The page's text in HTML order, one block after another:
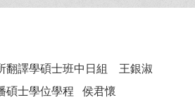
You are here:
翻譯學碩士班中日組 王銀淑
碩士學位學程 侯君懷